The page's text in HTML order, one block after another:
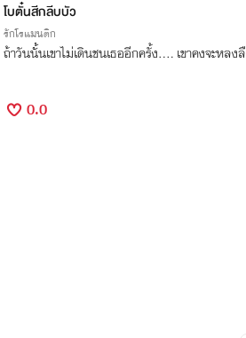
โบตั๋นสีกลีบบัว
รักโรแมนติก
ถ้าวันนั้นเขาไม่เดินชนเธออีกครั้ง.... เขาคงจะหลงลื
0.0